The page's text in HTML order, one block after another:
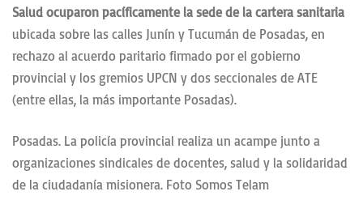
Salud ocuparon pacíficamente la sede de la cartera sanitaria
ubicada sobre las calles Junín y Tucumán de Posadas, en
rechazo al acuerdo paritario firmado por el gobierno
provincial y los gremios UPCN y dos seccionales de ATE
(entre ellas, la más importante Posadas).
Posadas. La policía provincial realiza un acampe junto a
organizaciones sindicales de docentes, salud y la solidaridad
de la ciudadanía misionera. Foto Somos Telam